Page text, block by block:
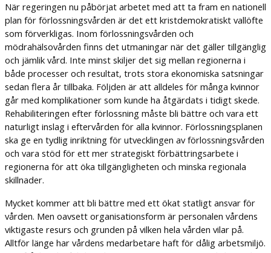
När regeringen nu påbörjat arbetet med att ta fram en nationell
plan för förlossningsvården är det ett kristdemokratiskt vallöfte
som förverkligas. Inom förlossningsvården och
mödrahälsovården finns det utmaningar när det gäller tillgänglig
och jämlik vård. Inte minst skiljer det sig mellan regionerna i
både processer och resultat, trots stora ekonomiska satsningar
sedan flera år tillbaka. Följden är att alldeles för många kvinnor
går med komplikationer som kunde ha åtgärdats i tidigt skede.
Rehabiliteringen efter förlossning måste bli bättre och vara ett
naturligt inslag i eftervården för alla kvinnor. Förlossningsplanen
ska ge en tydlig inriktning för utvecklingen av förlossningsvården
och vara stöd för ett mer strategiskt förbättringsarbete i
regionerna för att öka tillgängligheten och minska regionala
skillnader.
Mycket kommer att bli bättre med ett ökat statligt ansvar för
vården. Men oavsett organisationsform är personalen vårdens
viktigaste resurs och grunden på vilken hela vården vilar på.
Alltför länge har vårdens medarbetare haft för dålig arbetsmiljö.